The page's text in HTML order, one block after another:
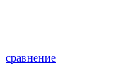
сравнение